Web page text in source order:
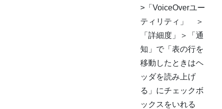
>「VoiceOverユー
ティリティ」 ＞
「詳細度」＞「通
知」で「表の行を
移動したときはヘ
ッダを読み上げ
る」にチェックボ
ックスをいれる